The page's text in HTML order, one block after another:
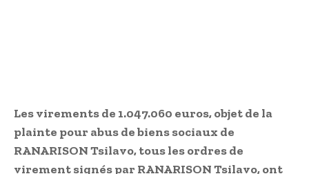
Les virements de 1.047.060 euros, objet de la
plainte pour abus de biens sociaux de
RANARISON Tsilavo, tous les ordres de
virement signés par RANARISON Tsilavo, ont